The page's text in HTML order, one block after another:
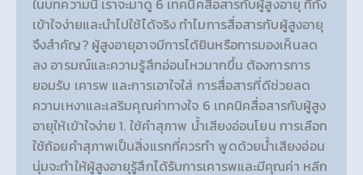
ในบทความนี้ เราจะมาดู 6 เทคนิคสื่อสารกับผู้สูงอายุ ที่ทั้ง
เข้าใจง่ายและนำไปใช้ได้จริง ทำไมการสื่อสารกับผู้สูงอายุ
จึงสำคัญ? ผู้สูงอายุอาจมีการได้ยินหรือการมองเห็นลด
ลง อารมณ์และความรู้สึกอ่อนไหวมากขึ้น ต้องการการ
ยอมรับ เคารพ และการเอาใจใส่ การสื่อสารที่ดีช่วยลด
ความเหงาและเสริมคุณค่าทางใจ 6 เทคนิคสื่อสารกับผู้สูง
อายุให้เข้าใจง่าย 1. ใช้คำสุภาพ น้ำเสียงอ่อนโยน การเลือก
ใช้ถ้อยคำสุภาพเป็นสิ่งแรกที่ควรทำ พูดด้วยน้ำเสียงอ่อน
นุ่มจะทำให้ผู้สูงอายุรู้สึกได้รับการเคารพและมีคุณค่า หลีก